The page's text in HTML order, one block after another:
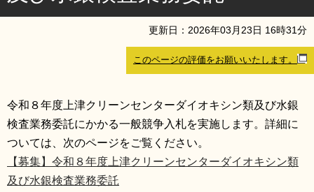
計画・政策
RSS プライバシーポリシー
サイトについて
更新日： 2026年03 月 23日 16時31分
このページの評価をお願いいたします。
令和８年度上津クリーンセンターダイオキシン類及び水銀
検査業務委託にかかる一般競争入札を実施します。詳細に
ついては、次のページをご覧ください。
【募集】令和８年度上津クリーンセンターダイオキシン類
及び水銀検査業務委託